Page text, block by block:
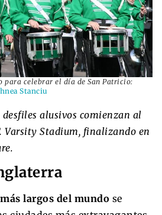
para celebrar el día de San Patricio:
Stanciu
desfiles alusivos comienzan al
Varsity Stadium, finalizando en
largos del mundo se